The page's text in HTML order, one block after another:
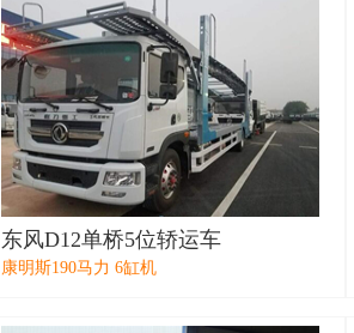
东风D12单桥5位轿运车
康明斯190马力 6缸机